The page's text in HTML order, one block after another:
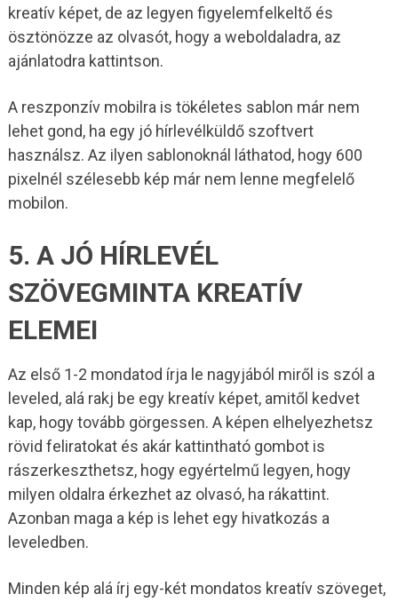
kreatív képet, de az legyen figyelemfelkeltő és
ösztönözze az olvasót, hogy a weboldaladra, az
ajánlatodra kattintson.
A reszponzív mobilra is tökéletes sablon már nem
lehet gond, ha egy jó hírlevélküldő szoftvert
használsz. Az ilyen sablonoknál láthatod, hogy 600
pixelnél szélesebb kép már nem lenne megfelelő
mobilon.
5. A JÓ HÍRLEVÉL
SZÖVEGMINTA KREATÍV
ELEMEI
Az első 1-2 mondatod írja le nagyjából miről is szól a
leveled, alá rakj be egy kreatív képet, amitől kedvet
kap, hogy tovább görgessen. A képen elhelyezhetsz
rövid feliratokat és akár kattintható gombot is
rászerkeszthetsz, hogy egyértelmű legyen, hogy
milyen oldalra érkezhet az olvasó, ha rákattint.
Azonban maga a kép is lehet egy hivatkozás a
leveledben.
Minden kép alá írj egy-két mondatos kreatív szöveget,